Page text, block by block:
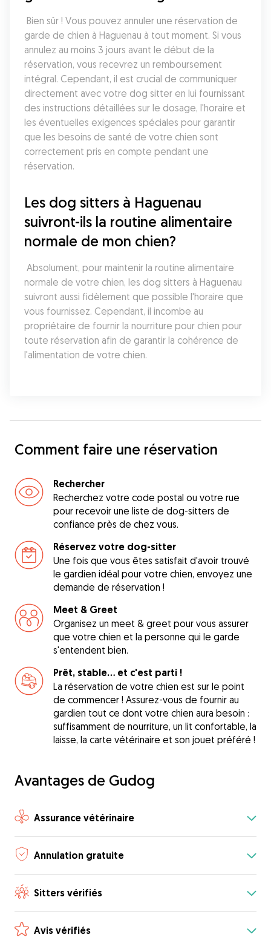
garde de chien à Haguenau à tout moment. Si vous
annulez au moins 3 jours avant le début de la
réservation, vous recevrez un remboursement
intégral. Cependant, il est crucial de communiquer
directement avec votre dog sitter en lui fournissant
des instructions détaillées sur le dosage, l'horaire et
les éventuelles exigences spéciales pour garantir
que les besoins de santé de votre chien sont
correctement pris en compte pendant une
réservation.
Les dog sitters à Haguenau
suivront-ils la routine alimentaire
normale de mon chien?
normale de votre chien, les dog sitters à Haguenau
suivront aussi fidèlement que possible l'horaire que
vous fournissez. Cependant, il incombe au
propriétaire de fournir la nourriture pour chien pour
toute réservation afin de garantir la cohérence de
l'alimentation de votre chien.
Comment faire une réservation
Rechercher
Recherchez votre code postal ou votre rue
pour recevoir une liste de dog-sitters de
confiance près de chez vous.
Réservez votre dog-sitter
Une fois que vous êtes satisfait d'avoir trouvé
le gardien idéal pour votre chien, envoyez une
demande de réservation !
Meet & Greet
Organisez un meet & greet pour vous assurer
que votre chien et la personne qui le garde
s'entendent bien.
Prêt, stable... et c'est parti !
La réservation de votre chien est sur le point
de commencer ! Assurez-vous de fournir au
gardien tout ce dont votre chien aura besoin :
suffisamment de nourriture, un lit confortable, la
laisse, la carte vétérinaire et son jouet préféré !
Avantages de Gudog
Assurance vétérinaire
Annulation gratuite
Sitters vérifiés
Avis vérifiés